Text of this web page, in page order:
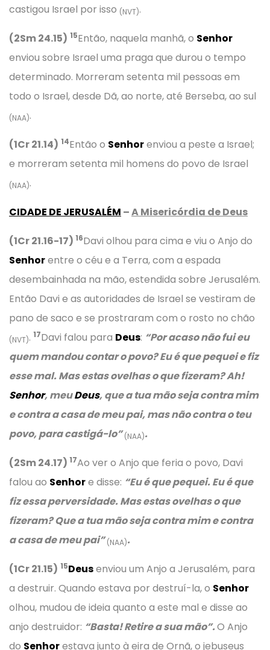
castigou Israel por isso (NVT).
(2Sm 24.15) 15Então, naquela manhã, o Senhor
enviou sobre Israel uma praga que durou o tempo
determinado. Morreram setenta mil pessoas em
todo o Israel, desde Dã, ao norte, até Berseba, ao sul
(NAA).
(1Cr 21.14) 14Então o Senhorenviou a peste a Israel;
e morreram setenta mil homens do povo de Israel
(NAA).
CIDADE DE JERUSALÉM –A Misericórdia de Deus
(1Cr 21.16-17) 16Davi olhou para cima e viu o Anjo do
Senhorentre o céu e a Terra, com a espada
desembainhada na mão, estendida sobre Jerusalém.
Então Davi e as autoridades de Israel se vestiram de
pano de saco e se prostraram com o rosto no chão
(NVT). 17Davi falou para Deus: “Por acaso não fui eu
quem mandou contar o povo? Eu é que pequei e fiz
esse mal. Mas estas ovelhas o que fizeram? Ah!
Senhor, meuDeus, que a tua mão seja contra mim
e contra a casa de meu pai, mas não contra o teu
povo, para castigá-lo”(NAA).
(2Sm 24.17) 17Ao ver o Anjo que feria o povo, Davi
falou ao Senhore disse: “Eu é que pequei. Eu é que
fiz essa perversidade. Mas estas ovelhas o que
fizeram? Que a tua mão seja contra mim e contra
a casa de meu pai”(NAA).
(1Cr 21.15) 15Deusenviou um Anjo a Jerusalém, para
a destruir. Quando estava por destruí-la, o Senhor
olhou, mudou de ideia quanto a este mal e disse ao
anjo destruidor: “Basta! Retire a sua mão”.O Anjo
do Senhorestava junto à eira de Ornã, o jebuseus